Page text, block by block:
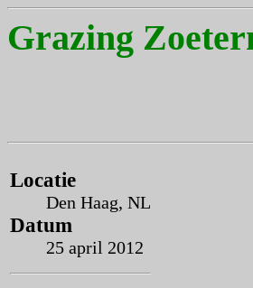
Grazing
Locatie
Den Haag, NL
Datum
25 april 2012